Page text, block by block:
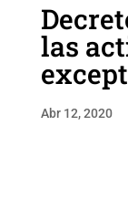
las
Abr 12, 2020